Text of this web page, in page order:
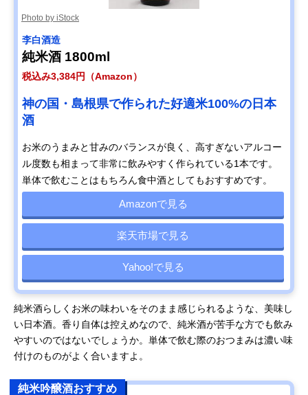
Photo by iStock
李白酒造
純米酒 1800ml
税込み3,384円（Amazon）
神の国・島根県で作られた好適米100%の日本
酒
お米のうまみと甘みのバランスが良く、高すぎないアルコー
ル度数も相まって非常に飲みやすく作られている1本です。
単体で飲むことはもちろん食中酒としてもおすすめです。
Amazonで見る
楽天市場で見る
Yahoo!で見る
純米酒らしくお米の味わいをそのまま感じられるような、美味し
い日本酒。香り自体は控えめなので、純米酒が苦手な方でも飲み
やすいのではないでしょうか。単体で飲む際のおつまみは濃い味
付けのものがよく合いますよ。
純米吟醸酒おすすめ